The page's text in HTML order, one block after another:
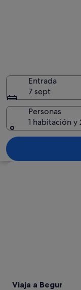
Entrada
7 sept
Personas
1 habitación y
Viaja a Begur